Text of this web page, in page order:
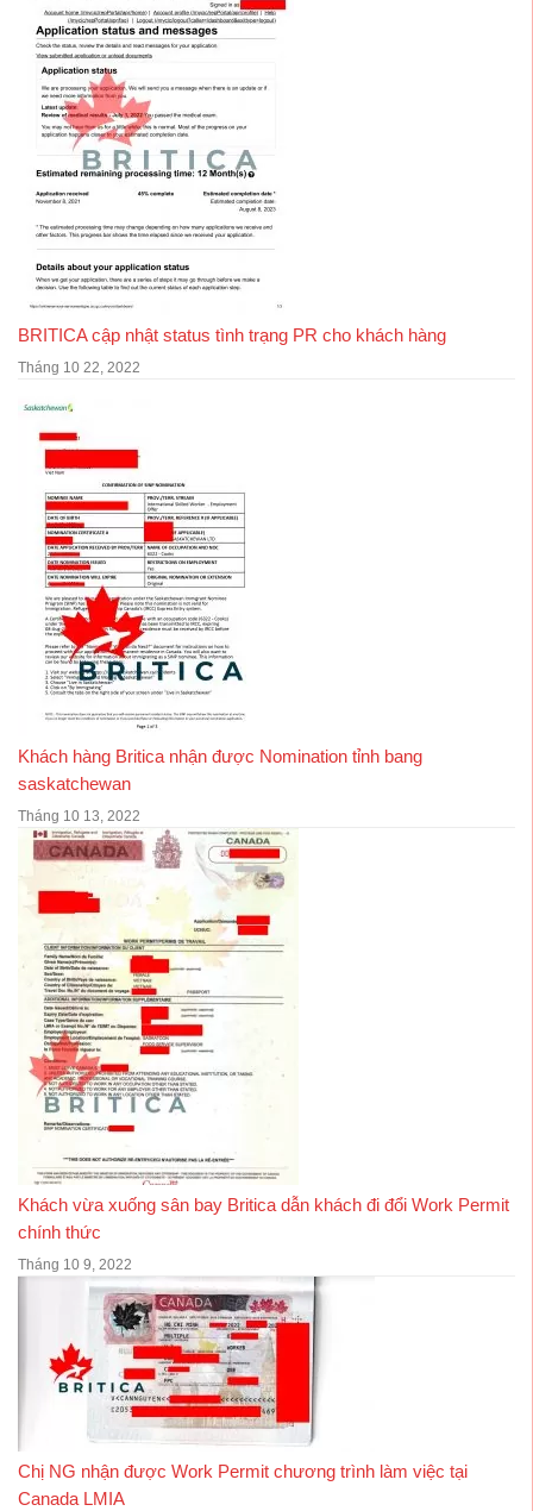
BRITICA cập nhật status tình trạng PR cho khách hàng
Tháng 10 22, 2022
Khách hàng Britica nhận được Nomination tỉnh bang
saskatchewan
Tháng 10 13, 2022
Khách vừa xuống sân bay Britica dẫn khách đi đổi Work Permit
chính thức
Tháng 10 9, 2022
Chị NG nhận được Work Permit chương trình làm việc tại
Canada LMIA